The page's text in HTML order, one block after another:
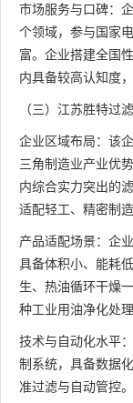
市场服务与口碑：
个领域，参与国家
富。企业搭建全国
内具备较高认知度
（三）江苏胜特过
企业区域布局：该
三角制造业产业优
内综合实力突出的
适配轻工、精密制
产品适配场景：企
具备体积小、能耗
生、热油循环干燥
种工业用油净化处
技术与自动化水平
制系统，具备数据
准过滤与自动管控